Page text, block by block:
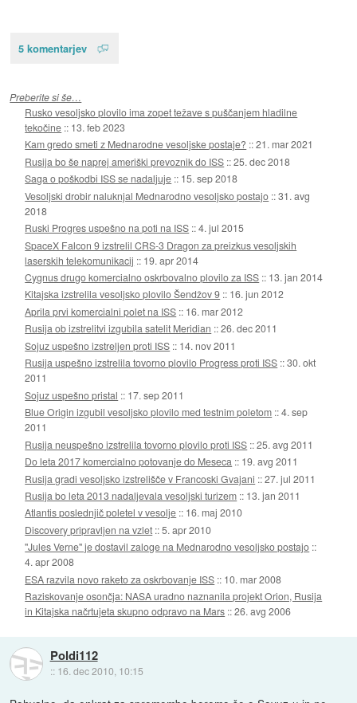
5 komentarjev
Preberite si še…
Rusko vesoljsko plovilo ima zopet težave s puščanjem hladilne
tekočine :: 13. feb 2023
Kam gredo smeti z Mednarodne vesoljske postaje? ::21. mar 2021
Rusija bo še naprej ameriški prevoznik do ISS ::25. dec 2018
Saga o poškodbi ISS se nadaljuje :: 15. sep 2018
Vesoljski drobir naluknjal Mednarodno vesoljsko postajo ::31. avg
2018
Ruski Progres uspešno na poti na ISS ::4. jul 2015
SpaceX Falcon 9 izstrelil CRS-3 Dragon za preizkus vesoljskih
laserskih telekomunikacij :: 19. apr 2014
Cygnus drugo komercialno oskrbovalno plovilo za ISS :: 13. jan 2014
Kitajska izstrelila vesoljsko plovilo Šendžov 9 :: 16. jun 2012
Aprila prvi komercialni polet na ISS :: 16. mar 2012
Rusija ob izstrelitvi izgubila satelit Meridian ::26. dec 2011
Sojuz uspešno izstreljen proti ISS :: 14. nov 2011
Rusija uspešno izstrelila tovorno plovilo Progress proti ISS ::30. okt
2011
Sojuz uspešno pristal :: 17. sep 2011
Blue Origin izgubil vesoljsko plovilo med testnim poletom ::4. sep
2011
Rusija neuspešno izstrelila tovorno plovilo proti ISS ::25. avg 2011
Do leta 2017 komercialno potovanje do Meseca :: 19. avg 2011
Rusija gradi vesoljsko izstrelišče v Francoski Gvajani ::27. jul 2011
Rusija bo leta 2013 nadaljevala vesoljski turizem :: 13. jan 2011
Atlantis poslednjič poletel v vesolje :: 16. maj 2010
Discovery pripravljen na vzlet ::5. apr 2010
"Jules Verne" je dostavil zaloge na Mednarodno vesoljsko postajo ::
4. apr 2008
ESA razvila novo raketo za oskrbovanje ISS :: 10. mar 2008
Raziskovanje osončja: NASA uradno naznanila projekt Orion, Rusija
in Kitajska načrtujeta skupno odpravo na Mars ::26. avg 2006
Poldi112
:: 16. dec 2010, 10:15